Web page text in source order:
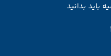
باید بدانید